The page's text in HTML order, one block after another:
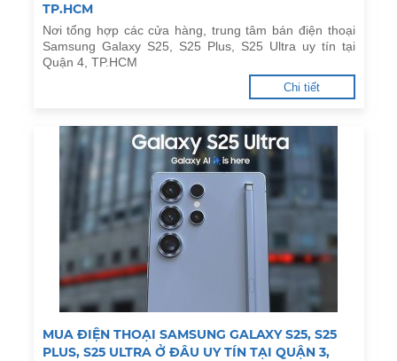
TP.HCM
Nơi tổng hợp các cửa hàng, trung tâm bán điện thoại
Samsung Galaxy S25, S25 Plus, S25 Ultra uy tín tại
Quận 4, TP.HCM
Chi tiết
MUA ĐIỆN THOẠI SAMSUNG GALAXY S25, S25
PLUS, S25 ULTRA Ở ĐÂU UY TÍN TẠI QUẬN 3,